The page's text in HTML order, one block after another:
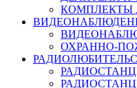
КОМПЛЕКТЫ
ОХРАННО-